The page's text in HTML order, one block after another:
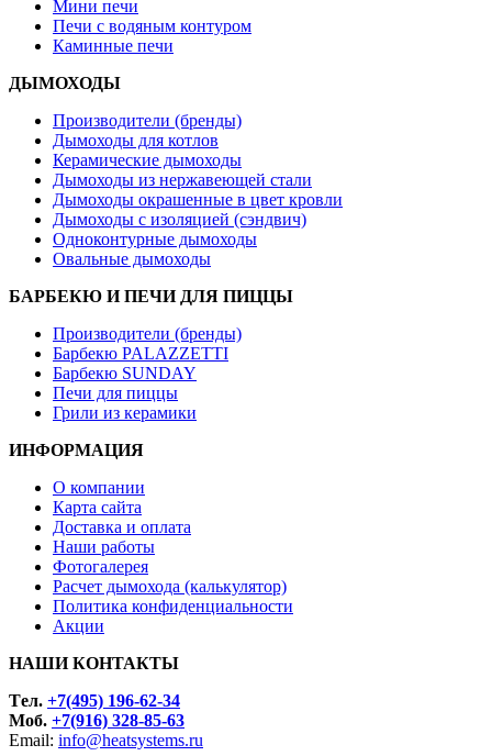
Мини печи
Печи с водяным контуром
Каминные печи
ДЫМОХОДЫ
Производители (бренды)
Дымоходы для котлов
Керамические дымоходы
Дымоходы из нержавеющей стали
Дымоходы окрашенные в цвет кровли
Дымоходы с изоляцией (сэндвич)
Одноконтурные дымоходы
Овальные дымоходы
БАРБЕКЮ И ПЕЧИ ДЛЯ ПИЦЦЫ
Производители (бренды)
Барбекю PALAZZETTI
Барбекю SUNDAY
Печи для пиццы
Грили из керамики
ИНФОРМАЦИЯ
О компании
Карта сайта
Доставка и оплата
Наши работы
Фотогалерея
Расчет дымохода (калькулятор)
Политика конфиденциальности
Акции
НАШИ КОНТАКТЫ
Tел. +7(495) 196-62-34
Моб. +7(916) 328-85-63
Email: info@heatsystems.ru